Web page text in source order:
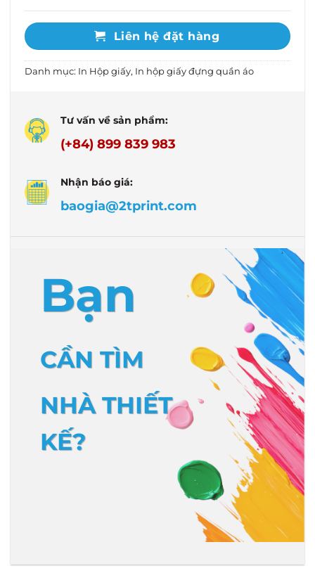
Liên hệ đặt hàng
Danh mục: In Hộp giấy, In hộp giấy đựng quần áo
Tư vấn về sản phẩm:
(+84) 899 839 983
Nhận báo giá:
baogia@2tprint.com
Bạn
CẦN TÌM
NHÀ THIẾT
KẾ?